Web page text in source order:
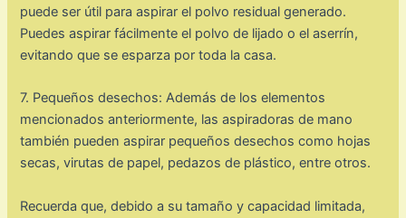
puede ser útil para aspirar el polvo residual generado.
Puedes aspirar fácilmente el polvo de lijado o el aserrín,
evitando que se esparza por toda la casa.
7. Pequeños desechos: Además de los elementos
mencionados anteriormente, las aspiradoras de mano
también pueden aspirar pequeños desechos como hojas
secas, virutas de papel, pedazos de plástico, entre otros.
Recuerda que, debido a su tamaño y capacidad limitada,